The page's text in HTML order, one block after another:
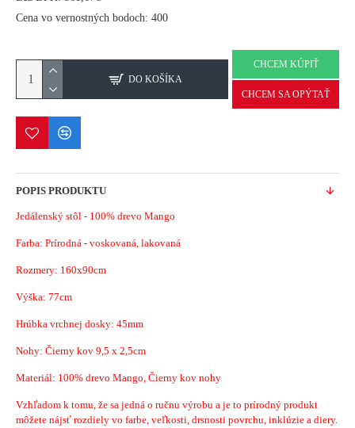
Cena vo vernostných bodoch: 400
DO KOŠÍKA
CHCEM KÚPIŤ
CHCEM SA OPÝTAŤ
POPIS PRODUKTU
Jedálenský stôl - 100% drevo Mango
Farba: Prírodná - voskovaná, lakovaná
Rozmery: 160x90cm
Výška: 77cm
Hrúbka vrchnej dosky: 45mm
Nohy: Čierny kov 9,5 x 2,5cm
Materiál: 100% drevo Mango, Čierny kov nohy
Vzhľadom k tomu, že sa jedná o ručnu výrobu a je to prírodný produkt
môžete nájsť rozdiely vo farbe, veľkosti, drsnosti povrchu, inklúzie a diery.